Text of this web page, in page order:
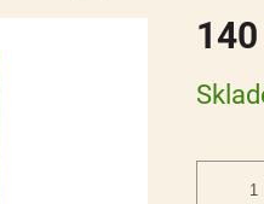
cena: